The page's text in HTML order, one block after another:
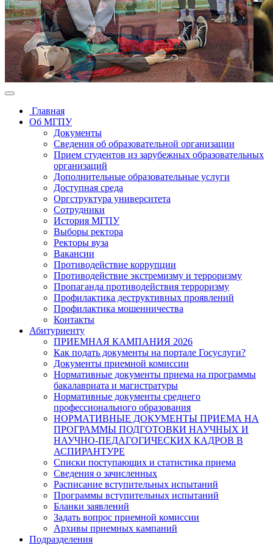
Главная
Об МГПУ
Документы
Сведения об образовательной организации
Прием студентов из зарубежных образовательных
организаций
Дополнительные образовательные услуги
Доступная среда
Оргструктура университета
Сотрудники
История МГПУ
Выборы ректора
Ректоры вуза
Вакансии
Противодействие коррупции
Противодействие экстремизму и терроризму
Пропаганда противодействия терроризму
Профилактика деструктивных проявлений
Профилактика мошенничества
Контакты
Абитуриенту
ПРИЕМНАЯ КАМПАНИЯ 2026
Как подать документы на портале Госуслуги?
Документы приемной комиссии
Нормативные документы приема на программы
бакалавриата и магистратуры
Нормативные документы среднего
профессионального образования
НОРМАТИВНЫЕ ДОКУМЕНТЫ ПРИЕМА НА
ПРОГРАММЫ ПОДГОТОВКИ НАУЧНЫХ И
НАУЧНО-ПЕДАГОГИЧЕСКИХ КАДРОВ В
АСПИРАНТУРЕ
Списки поступающих и статистика приема
Сведения о зачисленных
Расписание вступительных испытаний
Программы вступительных испытаний
Бланки заявлений
Задать вопрос приемной комиссии
Архивы приемных кампаний
Подразделения